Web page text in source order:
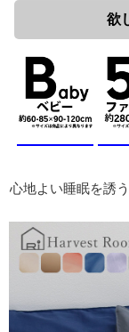
欲
心地よい睡眠を誘